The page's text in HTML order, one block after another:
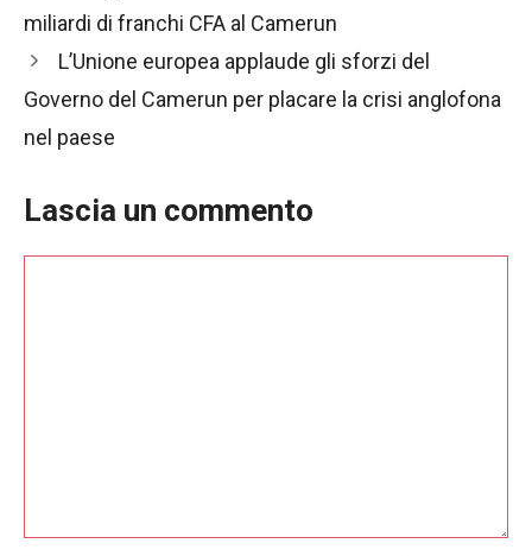
articolo
miliardi di franchi CFA al Camerun
L’Unione europea applaude gli sforzi del
Governo del Camerun per placare la crisi anglofona
nel paese
Lascia un commento
personalizzati.